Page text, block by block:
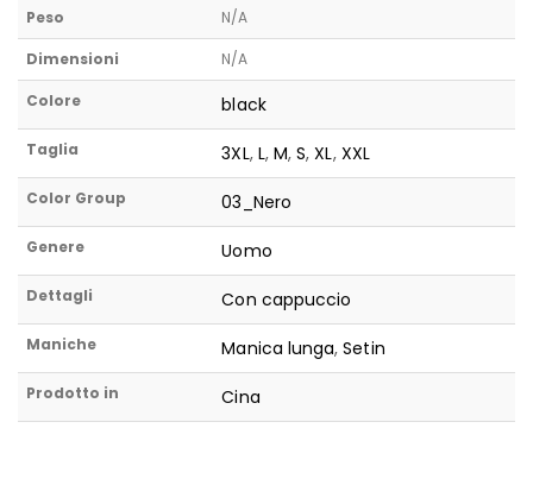
Peso N/A
Dimensioni N/A
Colore black
Taglia 3XL, L, M,S,XL, XXL
Color Group 03_Nero
Genere Uomo
Dettagli Con cappuccio
Maniche Manica lunga,Setin
Prodotto in Cina